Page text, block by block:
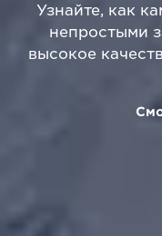
Узнайте, как
непростыми
высокое